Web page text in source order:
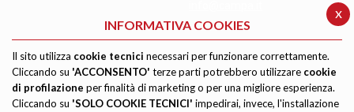
x
INFORMATIVA COOKIES
Il sito utilizza cookie tecnici necessari per funzionare correttamente.
Cliccando su 'ACCONSENTO' terze parti potrebbero utilizzare cookie
di profilazione per finalità di marketing o per una migliore esperienza.
Cliccando su 'SOLO COOKIE TECNICI' impedirai, invece, l'installazione